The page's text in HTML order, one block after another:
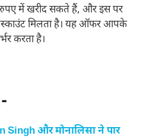
रुपए में खरीद सकते हैं, और इस पर
मिलता है। यह ऑफर आपके
करता है।
Singh और मोनालिसा ने पार